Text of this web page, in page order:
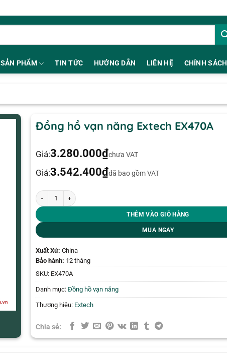
SẢN PHẨM TIN TỨC HƯỚNG DẪN LIÊN HỆ CHÍNH SÁCH
Đồng hồ vạn năng Extech EX470A
Giá:3.280.000₫chưa VAT
Giá:3.542.400₫đã bao gồm VAT
Đồng hồ vạn năng Extech EX470A số lượng
THÊM VÀO GIỎ HÀNG
MUA NGAY
Xuất Xứ: China
Bảo hành: 12 tháng
SKU: EX470A
Danh mục:Đồng hồ vạn năng
Thương hiệu: Extech
Chia sẻ: